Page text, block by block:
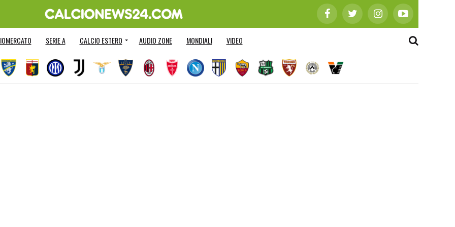
SERIE A CALCIO ESTERO AUDIO ZONE MONDIALI VIDEO